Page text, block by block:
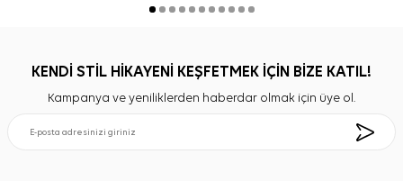
KENDİ STİL HİKAYENİ KEŞFETMEK İÇİN BİZE KATIL!
Kampanya ve yeniliklerden haberdar olmak için üye ol.